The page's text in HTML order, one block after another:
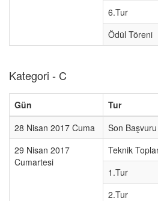
6.Tur
Ödül Töreni
Kategori - C
Gün Tur
28 Nisan 2017 Cuma
Son Başvuru
29 Nisan 2017
Cumartesi
Teknik
1.Tur
2.Tur